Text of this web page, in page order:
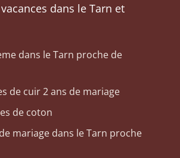
dans le Tarn et
dans le Tarn proche de
de cuir 2 ans de mariage
de coton
mariage dans le Tarn proche